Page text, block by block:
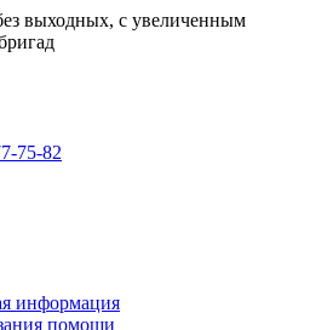
выходных, с увеличенным
75-82
информация
помощи